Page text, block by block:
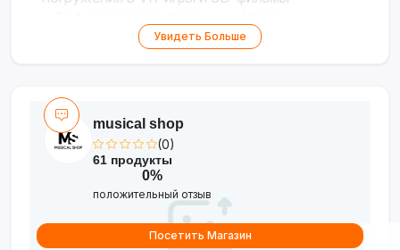
изображение без искажений
погружения
• Эргономичный дизайн
амбушюры и регулировка межзрачкового
расстояния
Увидеть Больше
musical shop
(0)
61 продукты
0%
положительный отзыв
Посетить Магазин